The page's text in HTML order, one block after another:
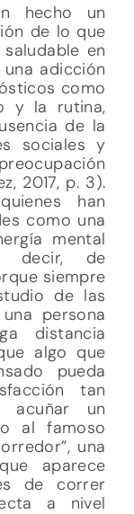
hecho un
de lo que
en
adicción
como
y la rutina,
de la
sociales y
2017, p. 3).
han
como una
mental
decir, de
siempre
de las
persona
distancia
algo que
pueda
tan
acuñar un
al famoso
una
aparece
de correr
a nivel